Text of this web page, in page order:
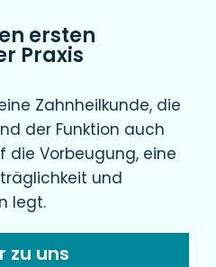
ersten
Praxis
Zahnheilkunde, die
der Funktion auch
die Vorbeugung, eine
und
legt.
zu uns